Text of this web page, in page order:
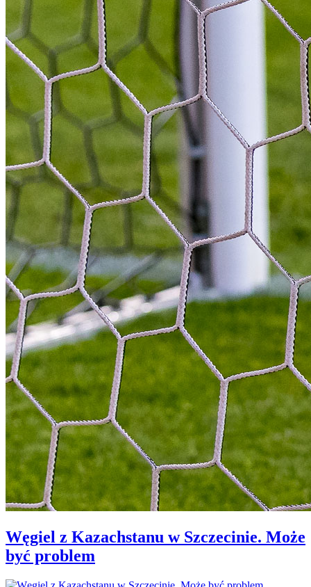
Węgiel z Kazachstanu w Szczecinie. Może
być problem